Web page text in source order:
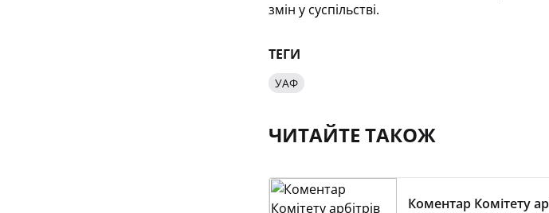
змін у суспільстві.
ТЕГИ
УАФ
ЧИТАЙТЕ ТАКОЖ
Коментар Комітету